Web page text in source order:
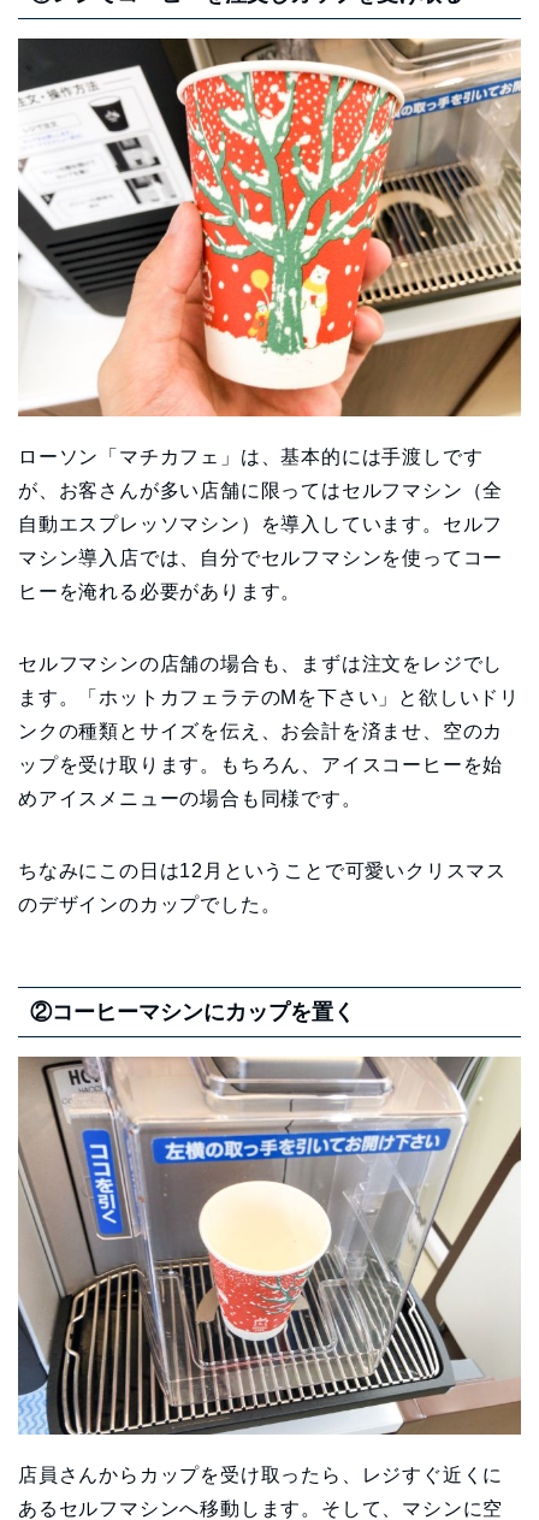
ローソン「マチカフェ」は、基本的には手渡しです
が、お客さんが多い店舗に限ってはセルフマシン（全
自動エスプレッソマシン）を導入しています。セルフ
マシン導入店では、自分でセルフマシンを使ってコー
ヒーを淹れる必要があります。
セルフマシンの店舗の場合も、まずは注文をレジでし
ます。「ホットカフェラテのMを下さい」と欲しいドリ
ンクの種類とサイズを伝え、お会計を済ませ、空のカ
ップを受け取ります。もちろん、アイスコーヒーを始
めアイスメニューの場合も同様です。
ちなみにこの日は12月ということで可愛いクリスマス
のデザインのカップでした。
②コーヒーマシンにカップを置く
店員さんからカップを受け取ったら、レジすぐ近くに
あるセルフマシンへ移動します。そして、マシンに空